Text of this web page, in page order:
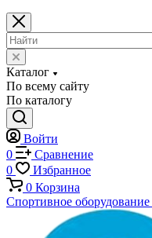
Каталог
По всему сайту
По каталогу
Войти
0
Сравнение
0
Избранное
0 Корзина
Спортивное оборудование